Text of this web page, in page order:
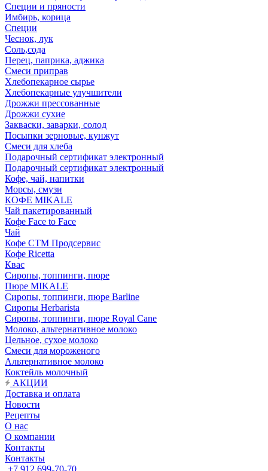
Специи и пряности
Имбирь, корица
Специи
Чеснок, лук
Соль,сода
Перец, паприка, аджика
Смеси приправ
Хлебопекарное сырье
Хлебопекарные улучшители
Дрожжи прессованные
Дрожжи сухие
Закваски, заварки, солод
Посыпки зерновые, кунжут
Смеси для хлеба
Подарочный сертификат электронный
Подарочный сертификат электронный
Кофе, чай, напитки
Морсы, смузи
КОФЕ MIKALE
Чай пакетированный
Кофе Face to Face
Чай
Кофе СТМ Продсервис
Кофе Ricetta
Квас
Сиропы, топпинги, пюре
Пюре MIKALE
Сиропы, топпинги, пюре Barline
Сиропы Herbarista
Сиропы, топпинги, пюре Royal Cane
Молоко, альтернативное молоко
Цельное, сухое молоко
Смеси для мороженого
Альтернативное молоко
Коктейль молочный
АКЦИИ
Доставка и оплата
Новости
Рецепты
О нас
О компании
Контакты
Контакты
+7 912 699-70-70